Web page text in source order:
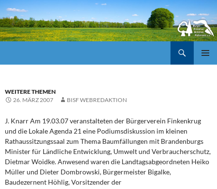
WEITERE THEMEN
26. MÄRZ 2007
BISF WEBREDAKTION
J. Knarr Am 19.03.07 veranstalteten der Bürgerverein Finkenkrug
und die Lokale Agenda 21 eine Podiumsdiskussion im kleinen
Rathaussitzungssaal zum Thema Baumfällungen mit Brandenburgs
Minister für Ländliche Entwicklung, Umwelt und Verbraucherschutz,
Dietmar Woidke. Anwesend waren die Landtagsabgeordneten Heiko
Müller und Dieter Dombrowski, Bürgermeister Bigalke,
Baudezernent Höhlig, Vorsitzender der